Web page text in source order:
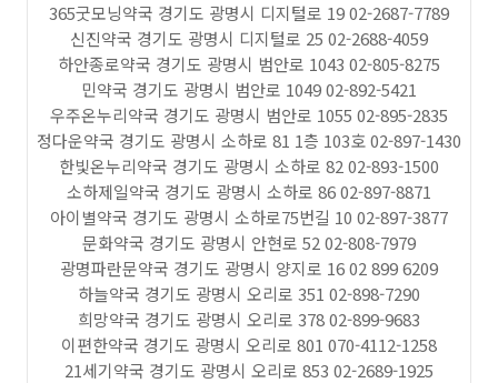
365굿모닝약국 경기도 광명시 디지털로 19 02-2687-7789
신진약국 경기도 광명시 디지털로 25 02-2688-4059
하안종로약국 경기도 광명시 범안로 1043 02-805-8275
민약국 경기도 광명시 범안로 1049 02-892-5421
우주온누리약국 경기도 광명시 범안로 1055 02-895-2835
정다운약국 경기도 광명시 소하로 81 1층 103호 02-897-1430
한빛온누리약국 경기도 광명시 소하로 82 02-893-1500
소하제일약국 경기도 광명시 소하로 86 02-897-8871
아이별약국 경기도 광명시 소하로75번길 10 02-897-3877
문화약국 경기도 광명시 안현로 52 02-808-7979
광명파란문약국 경기도 광명시 양지로 16 02 899 6209
하늘약국 경기도 광명시 오리로 351 02-898-7290
희망약국 경기도 광명시 오리로 378 02-899-9683
이편한약국 경기도 광명시 오리로 801 070-4112-1258
21세기약국 경기도 광명시 오리로 853 02-2689-1925